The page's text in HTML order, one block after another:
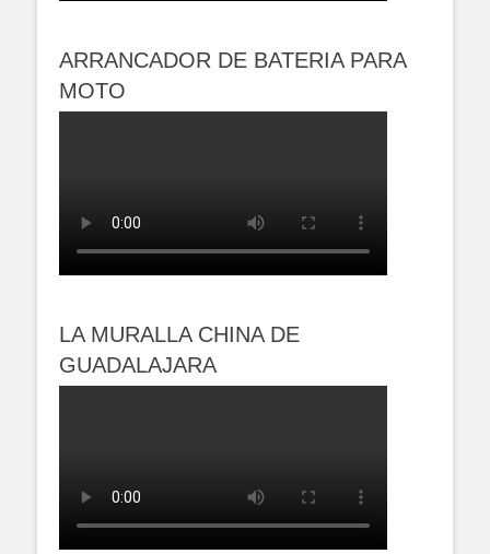
ARRANCADOR DE BATERIA PARA
MOTO
LA MURALLA CHINA DE
GUADALAJARA